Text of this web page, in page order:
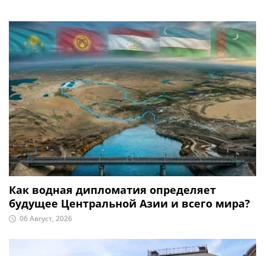
Как водная дипломатия определяет
будущее Центральной Азии и всего мира?
06 Август, 2026